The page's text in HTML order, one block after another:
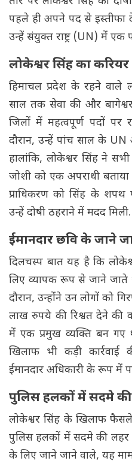
पहले ही अपने पद से
उन्हें संयुक्त राष्ट्र (UN) में एक
लोकेश्वर सिंह का
हिमाचल प्रदेश के रहने वाले
साल तक सेवा की और
जिलों में महत्वपूर्ण पदों पर
दौरान, उन्हें पांच साल के
हालांकि, लोकेश्वर सिंह ने
जोशी को एक अपराधी
प्राधिकरण को सिंह के शपथ
उन्हें दोषी ठहराने में मदद मिली.
ईमानदार छवि के जाने
दिलचस्प बात यह है कि
लिए व्यापक रूप से जाने जाते
दौरान, उन्होंने उन लोगों को
लाख रुपये की रिश्वत देने की
में एक प्रमुख व्यक्ति बन गए
खिलाफ भी कड़ी
ईमानदार अधिकारी के रूप में
पुलिस हलकों में सदमे
लोकेश्वर सिंह के खिलाफ
पुलिस हलकों में सदमे की लहर
के लिए जाने जाने वाले, यह